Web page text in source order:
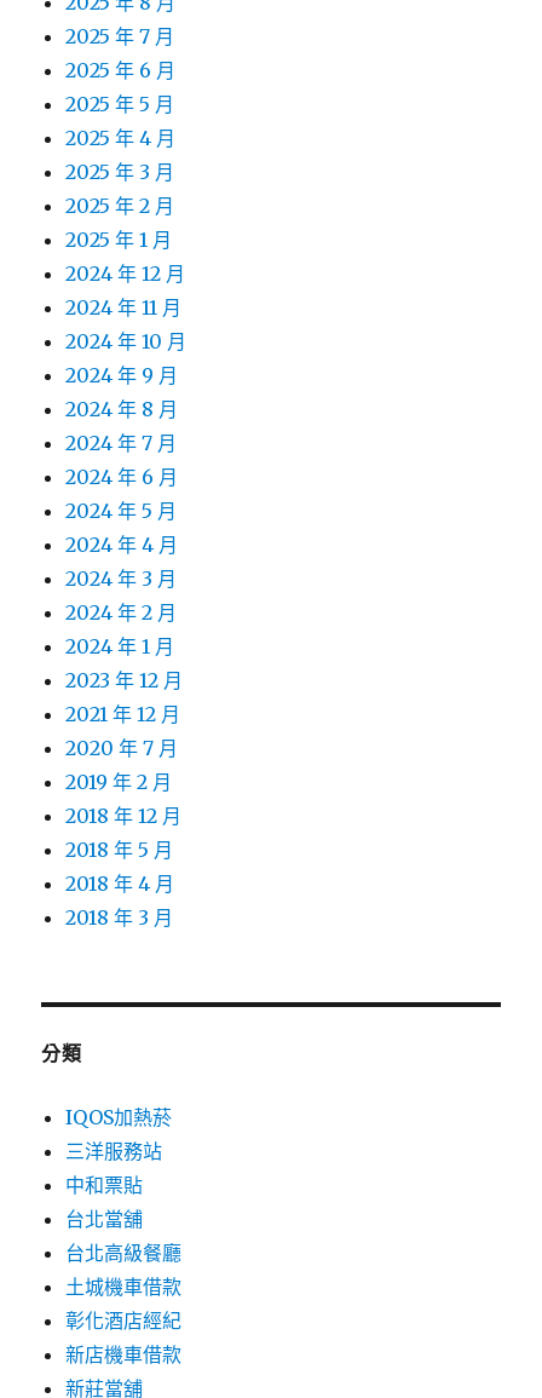
2025 年 7 月
2025 年 6 月
2025 年 5 月
2025 年 4 月
2025 年 3 月
2025 年 2 月
2025 年 1 月
2024 年 12 月
2024 年 11 月
2024 年 10 月
2024 年 9 月
2024 年 8 月
2024 年 7 月
2024 年 6 月
2024 年 5 月
2024 年 4 月
2024 年 3 月
2024 年 2 月
2024 年 1 月
2023 年 12 月
2021 年 12 月
2020 年 7 月
2019 年 2 月
2018 年 12 月
2018 年 5 月
2018 年 4 月
2018 年 3 月
分類
IQOS加熱菸
三洋服務站
中和票貼
台北當舖
台北高級餐廳
土城機車借款
彰化酒店經紀
新店機車借款
新莊當舖